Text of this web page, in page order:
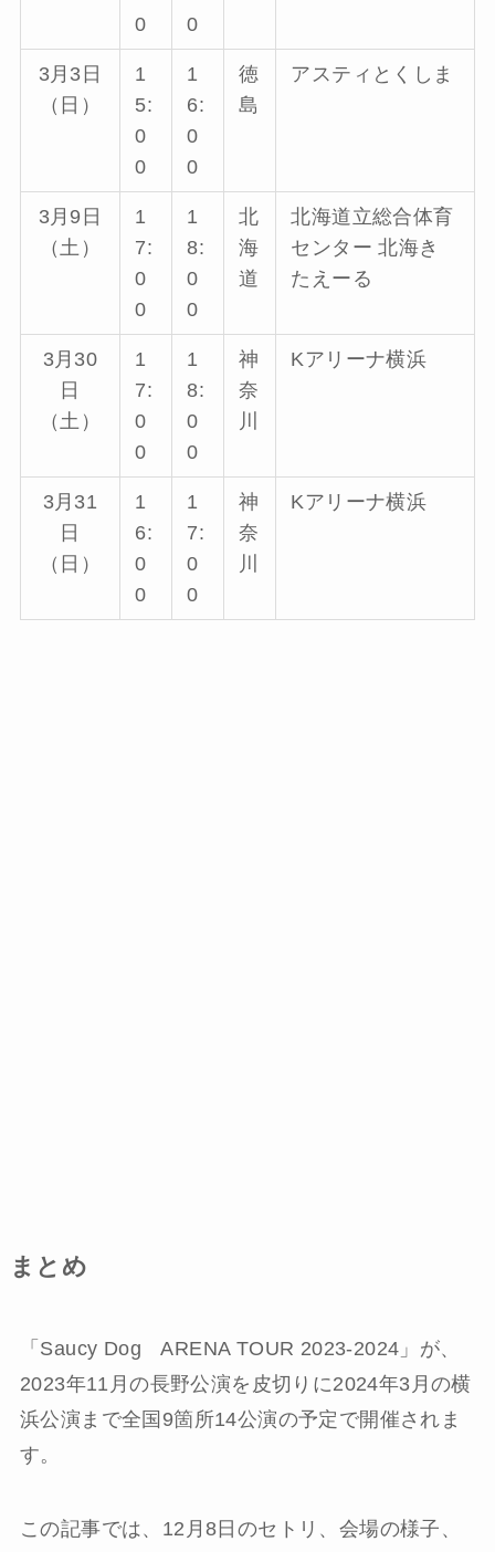
0
0
3月3日
（日）
1
5:
0
0
1
6:
0
0
徳
島
アスティとくしま
3月9日
（土）
1
7:
0
0
1
8:
0
0
北
海
道
北海道立総合体育
センター 北海き
たえーる
3月30
日
（土）
1
7:
0
0
1
8:
0
0
神
奈
川
Kアリーナ横浜
3月31
日
（日）
1
6:
0
0
1
7:
0
0
神
奈
川
Kアリーナ横浜
まとめ
「Saucy Dog ARENA TOUR 2023-2024」が、
2023年11月の長野公演を皮切りに2024年3月の横
浜公演まで全国9箇所14公演の予定で開催されま
す。
この記事では、12月8日のセトリ、会場の様子、